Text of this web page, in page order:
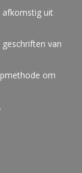
afkomstig uit
van
om